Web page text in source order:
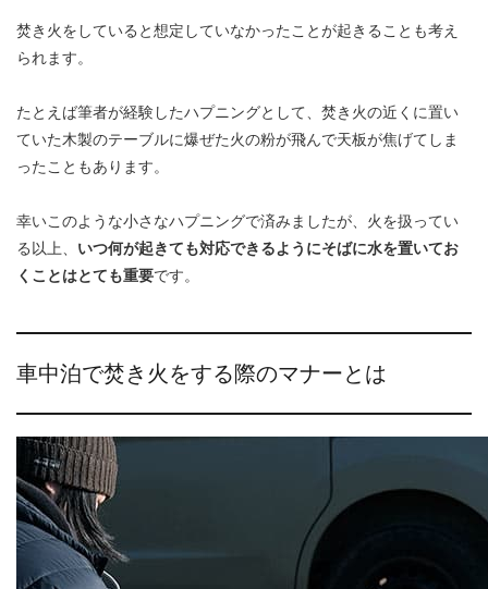
焚き火をしていると想定していなかったことが起きることも考え
られます。
たとえば筆者が経験したハプニングとして、焚き火の近くに置い
ていた木製のテーブルに爆ぜた火の粉が飛んで天板が焦げてしま
ったこともあります。
幸いこのような小さなハプニングで済みましたが、火を扱ってい
る以上、 いつ何が起きても対応できるようにそばに水を置いてお
くことはとても重要です。
車中泊で焚き火をする際のマナーとは